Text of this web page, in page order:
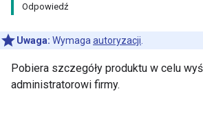
Odpowiedź
Uwaga: Wymaga autoryzacji
Pobiera szczegóły produktu w celu
administratorowi firmy.